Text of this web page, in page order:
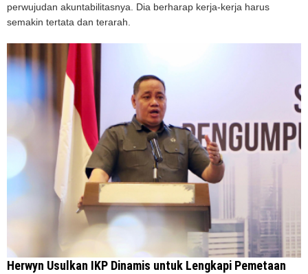
perwujudan akuntabilitasnya. Dia berharap kerja-kerja harus
semakin tertata dan terarah.
Herwyn Usulkan IKP Dinamis untuk Lengkapi Pemetaan